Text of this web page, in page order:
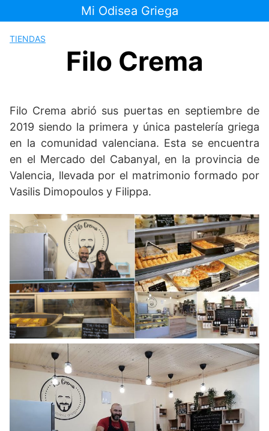
al
contenido
Mi Odisea Griega
TIENDAS
Filo Crema
Filo Crema abrió sus puertas en septiembre de
2019 siendo la primera y única pastelería griega
en la comunidad valenciana. Esta se encuentra
en el Mercado del Cabanyal, en la provincia de
Valencia, llevada por el matrimonio formado por
Vasilis Dimopoulos y Filippa.